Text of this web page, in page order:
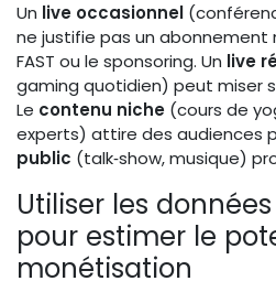
Un live occasionnel
ne justifie pas un abonnement
FAST ou le sponsoring. Un live
gaming quotidien) peut miser
Le contenu niche (cours de
experts) attire des audiences
public (talk‑show, musique)
Utiliser les
pour estimer le
monétisation